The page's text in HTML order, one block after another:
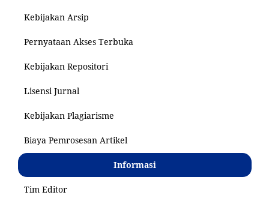
Kebijakan Arsip
Pernyataan Akses Terbuka
Kebijakan Repositori
Lisensi Jurnal
Kebijakan Plagiarisme
Biaya Pemrosesan Artikel
Informasi
Tim Editor